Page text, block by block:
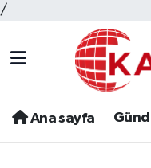
/
Ana sayfa